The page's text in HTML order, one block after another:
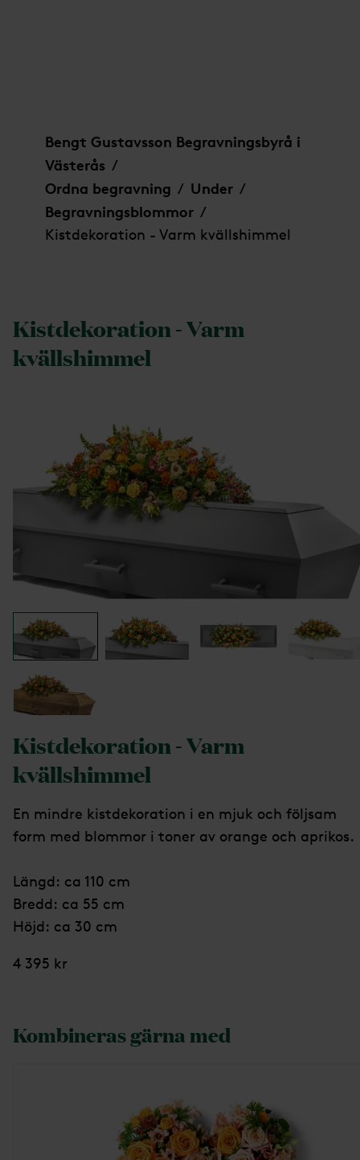
Bengt Gustavsson Begravningsbyrå i
Västerås /
Ordna begravning / Under /
Begravningsblommor /
Kistdekoration - Varm kvällshimmel
Kistdekoration - Varm
kvällshimmel
Kistdekoration - Varm
kvällshimmel
En mindre kistdekoration i en mjuk och följsam
form med blommor i toner av orange och aprikos.
Längd: ca 110 cm
Bredd: ca 55 cm
Höjd: ca 30 cm
4 395 kr
Kombineras gärna med